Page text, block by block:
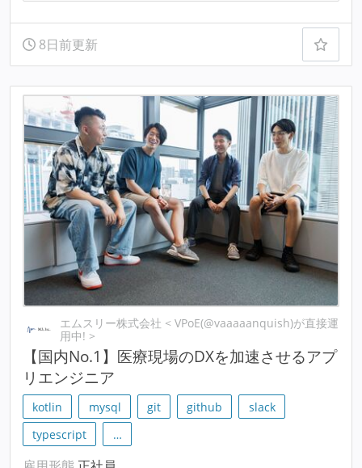
8日前更新
エムスリー株式会社 < VPoE(@vaaaaanquish)が直接運
用中! >
【国内No.1】医療現場のDXを加速させるアプ
リエンジニア
kotlin mysql git github
slack
typescript
…